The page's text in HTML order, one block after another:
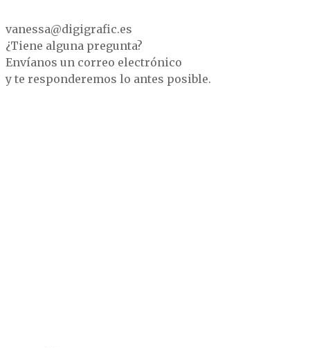
vanessa@digigrafic.es
¿Tiene alguna pregunta?
Envíanos un correo electrónico
y te responderemos lo antes posible.